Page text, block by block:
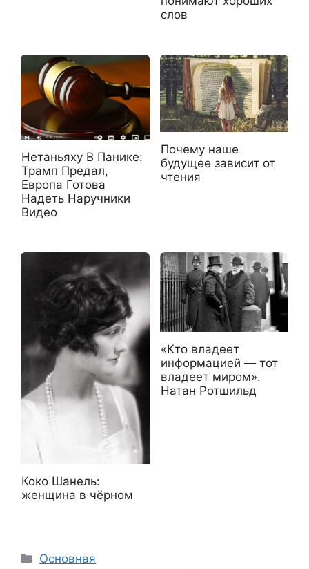
слов
Нетаньяху В Панике:
Трамп Предал,
Европа Готова
Надеть Наручники
Видео
Почему наше
будущее зависит от
чтения
Коко Шанель:
женщина в чёрном
«Кто владеет
информацией — тот
владеет миром».
Натан Ротшильд
Рубрики
Основная